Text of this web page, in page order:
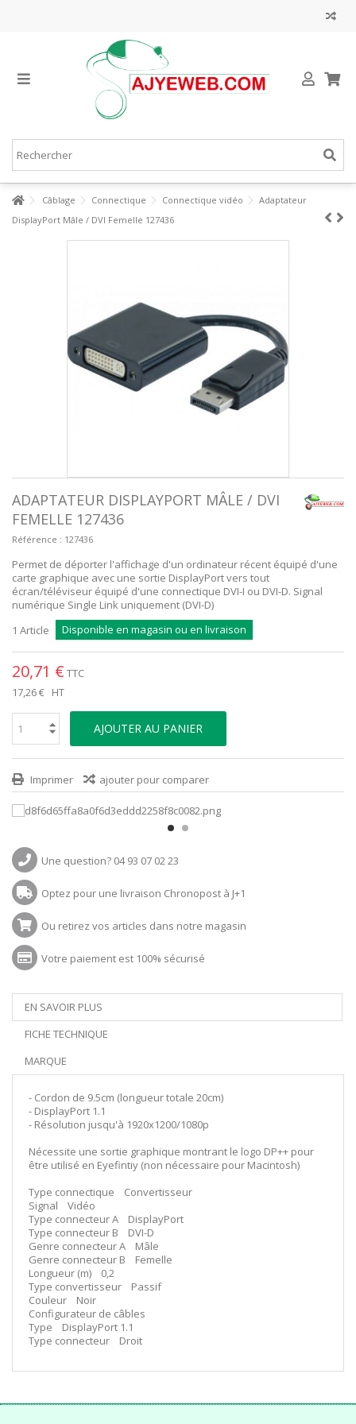
Câblage Connectique Connectique vidéo
Adaptateur
DisplayPort Mâle / DVI Femelle 127436
ADAPTATEUR DISPLAYPORT MÂLE / DVI
FEMELLE 127436
Référence : 127436
Permet de déporter l'affichage d'un ordinateur récent équipé d'une
carte graphique avec une sortie DisplayPort vers tout
écran/téléviseur équipé d'une connectique DVI-I ou DVI-D. Signal
numérique Single Link uniquement (DVI-D)
1 Article Disponible en magasin ou en livraison
20,71 € TTC
17,26 € HT
AJOUTER AU PANIER
Imprimer ajouter pour comparer
Une question? 04 93 07 02 23
Optez pour une livraison Chronopost à J+1
Ou retirez vos articles dans notre magasin
Votre paiement est 100% sécurisé
EN SAVOIR PLUS
FICHE TECHNIQUE
MARQUE
- Cordon de 9.5cm (longueur totale 20cm)
- DisplayPort 1.1
- Résolution jusqu'à 1920x1200/1080p
Nécessite une sortie graphique montrant le logo DP++ pour
être utilisé en Eyefintiy (non nécessaire pour Macintosh)
Type connectique Convertisseur
Signal Vidéo
Type connecteur A DisplayPort
Type connecteur B DVI-D
Genre connecteur A Mâle
Genre connecteur B Femelle
Longueur (m) 0,2
Type convertisseur Passif
Couleur Noir
Configurateur de câbles
Type DisplayPort 1.1
Type connecteur Droit